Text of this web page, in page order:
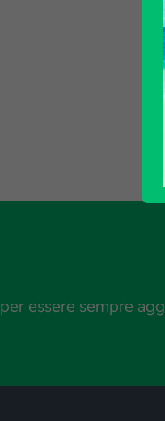
essere sempre